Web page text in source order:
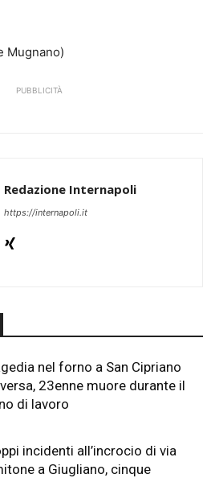
Mugnano)
PUBBLICITÀ
Redazione Internapoli
https://internapoli.it
nel forno a San Cipriano
23enne muore durante il
di lavoro
incidenti all’incrocio di via
a Giugliano, cinque